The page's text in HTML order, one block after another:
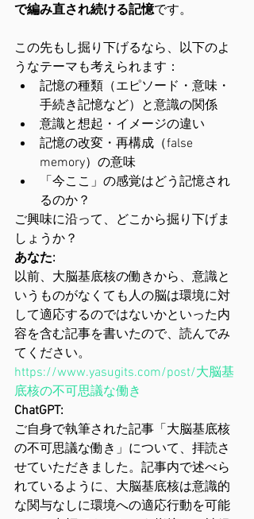
で編み直され続ける記憶です。
この先もし掘り下げるなら、以下のよ
うなテーマも考えられます：
記憶の種類（エピソード・意味・
手続き記憶など）と意識の関係
意識と想起・イメージの違い
記憶の改変・再構成（false
memory）の意味
「今ここ」の感覚はどう記憶され
るのか？
ご興味に沿って、どこから掘り下げま
しょうか？
あなた:
以前、大脳基底核の働きから、意識と
いうものがなくても人の脳は環境に対
して適応するのではないかといった内
容を含む記事を書いたので、読んでみ
てください。
https://www.yasugits.com/post/大脳基
底核の不可思議な働き
ChatGPT:
ご自身で執筆された記事「大脳基底核
の不可思議な働き」について、拝読さ
せていただきました。記事内で述べら
れているように、大脳基底核は意識的
な関与なしに環境への適応行動を可能